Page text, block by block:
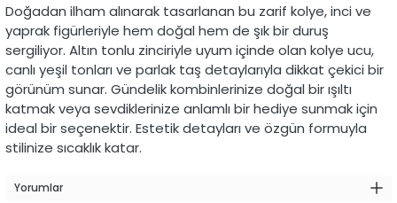
Doğadan ilham alınarak tasarlanan bu zarif kolye,inci ve
yaprak figürleriyle hem doğal hem de şıkbirduruş
sergiliyor. Altın tonlu zinciriyle uyum içinde olan kolye ucu,
canlı yeşil tonları ve parlak taş detaylarıyla dikkat çekici bir
görünüm sunar. Gündelikkombinlerinize doğal birışıltı
katmakveya sevdiklerinize anlamlı birhediye sunmakiçin
ideal birseçenektir. Estetikdetayları ve özgün formuyla
stilinize sıcaklıkkatar.
Yorumlar